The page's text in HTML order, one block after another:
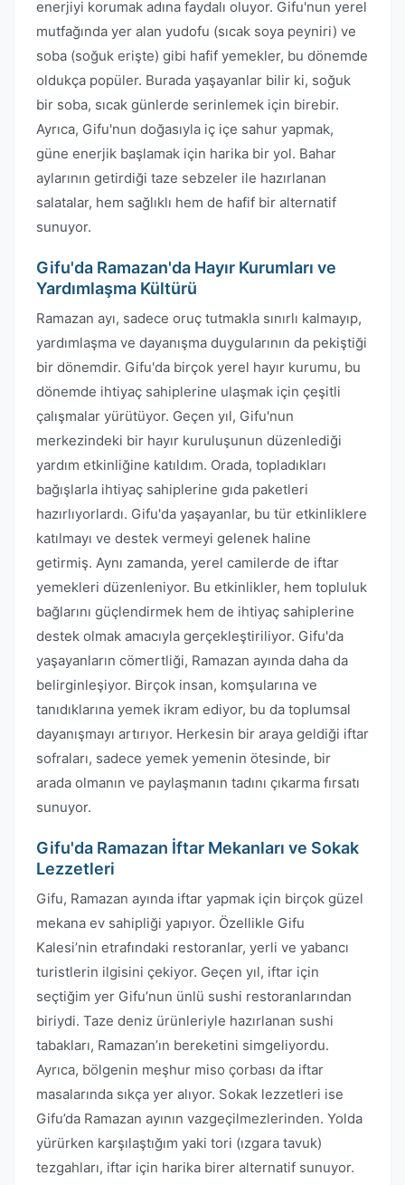
enerjiyi korumak adına faydalı oluyor. Gifu'nun yerel
mutfağında yer alan yudofu (sıcak soya peyniri) ve
soba (soğuk erişte) gibi hafif yemekler, bu dönemde
oldukça popüler. Burada yaşayanlar bilir ki, soğuk
bir soba, sıcak günlerde serinlemek için birebir.
Ayrıca, Gifu'nun doğasıyla iç içe sahur yapmak,
güne enerjik başlamak için harika bir yol. Bahar
aylarının getirdiği taze sebzeler ile hazırlanan
salatalar, hem sağlıklı hem de hafif bir alternatif
sunuyor.
Gifu'da Ramazan'da Hayır Kurumları ve
Yardımlaşma Kültürü
Ramazan ayı, sadece oruç tutmakla sınırlı kalmayıp,
yardımlaşma ve dayanışma duygularının da pekiştiği
bir dönemdir. Gifu'da birçok yerel hayır kurumu, bu
dönemde ihtiyaç sahiplerine ulaşmak için çeşitli
çalışmalar yürütüyor. Geçen yıl, Gifu'nun
merkezindeki bir hayır kuruluşunun düzenlediği
yardım etkinliğine katıldım. Orada, topladıkları
bağışlarla ihtiyaç sahiplerine gıda paketleri
hazırlıyorlardı. Gifu'da yaşayanlar, bu tür etkinliklere
katılmayı ve destek vermeyi gelenek haline
getirmiş. Aynı zamanda, yerel camilerde de iftar
yemekleri düzenleniyor. Bu etkinlikler, hem topluluk
bağlarını güçlendirmek hem de ihtiyaç sahiplerine
destek olmak amacıyla gerçekleştiriliyor. Gifu'da
yaşayanların cömertliği, Ramazan ayında daha da
belirginleşiyor. Birçok insan, komşularına ve
tanıdıklarına yemek ikram ediyor, bu da toplumsal
dayanışmayı artırıyor. Herkesin bir araya geldiği iftar
sofraları, sadece yemek yemenin ötesinde, bir
arada olmanın ve paylaşmanın tadını çıkarma fırsatı
sunuyor.
Gifu'da Ramazan İftar Mekanları ve Sokak
Lezzetleri
Gifu, Ramazan ayında iftar yapmak için birçok güzel
mekana ev sahipliği yapıyor. Özellikle Gifu
Kalesi’nin etrafındaki restoranlar, yerli ve yabancı
turistlerin ilgisini çekiyor. Geçen yıl, iftar için
seçtiğim yer Gifu’nun ünlü sushi restoranlarından
biriydi. Taze deniz ürünleriyle hazırlanan sushi
tabakları, Ramazan’ın bereketini simgeliyordu.
Ayrıca, bölgenin meşhur miso çorbası da iftar
masalarında sıkça yer alıyor. Sokak lezzetleri ise
Gifu’da Ramazan ayının vazgeçilmezlerinden. Yolda
yürürken karşılaştığım yaki tori (ızgara tavuk)
tezgahları, iftar için harika birer alternatif sunuyor.